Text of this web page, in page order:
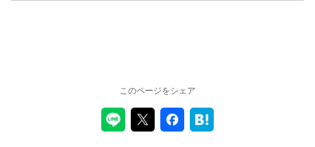
このページをシェア